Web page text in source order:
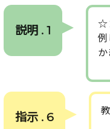
説明 . 1
☆
例
か
指示 . 6